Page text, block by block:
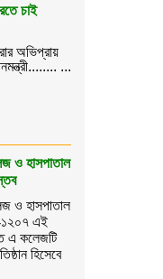
চাই
অভিপ্রায়
...
ও হাসপাতাল
ও হাসপাতাল
১২০৭ এই
এ কলেজটি
হিসেবে